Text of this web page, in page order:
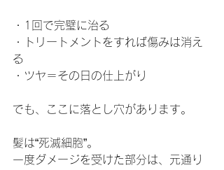
・1回で完璧に治る
・トリートメントをすれば傷みは消え
る
・ツヤ＝その日の仕上がり
でも、ここに落とし穴があります。
髪は“死滅細胞”。
一度ダメージを受けた部分は、元通り